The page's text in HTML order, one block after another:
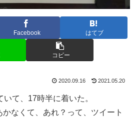
Facebook はてブ
コピー
2020.09.16 2021.05.20
て、17時半に着いた。
なくて、あれ？って、ツイート